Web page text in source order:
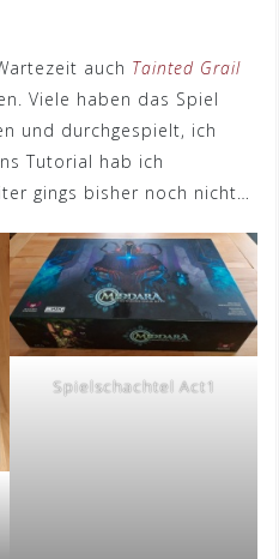
auch Tainted Grail
Viele haben das Spiel
und durchgespielt, ich
Tutorial hab ich
gings bisher noch nicht…
Spielschachtel Act1